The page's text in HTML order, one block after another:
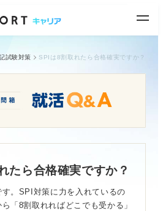
試験対策 SPIは8割取れたら合格確実ですか？
たら合格確実ですか？
。SPI対策に力を入れているの
「8割取れればどこでも受かる」